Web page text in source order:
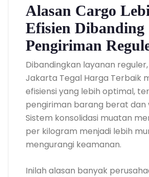
Alasan Cargo
Efisien Dibanding
Pengiriman
Dibandingkan layanan
Jakarta Tegal Harga Terbaik
efisiensi yang lebih optimal,
pengiriman barang berat dan
Sistem konsolidasi muatan
per kilogram menjadi lebih
mengurangi keamanan.
Inilah alasan banyak